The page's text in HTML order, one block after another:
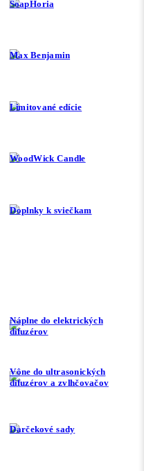
SoapHoria
Max Benjamin
Limitované edície
WoodWick Candle
Doplnky k sviečkam
Náplne do elektrických
difuzérov
Vône do ultrasonických
difuzérov a zvlhčovačov
Darčekové sady